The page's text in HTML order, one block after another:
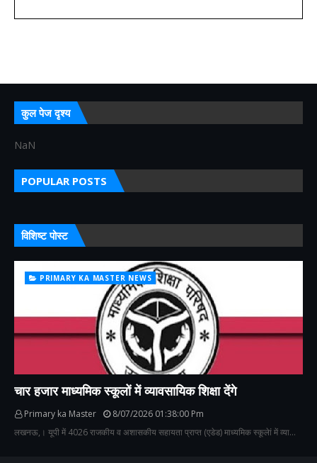
कुल पेज दृश्य
NaN
POPULAR POSTS
विशिष्ट पोस्ट
PRIMARY KA MASTER NEWS
चार हजार माध्यमिक स्कूलों में व्यावसायिक शिक्षा देंगे
Primary ka Master
8/07/2026 01:38:00 Pm
लखनऊ,। यूपी में 4026 राजकीय व अशासकीय सहायता प्राप्त (एडेड) माध्यमिक स्कूलेां में व्या…